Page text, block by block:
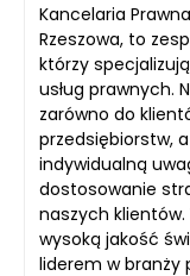
Kancelaria
Rzeszowa, to
którzy
usług prawnych.
zarówno do
przedsiębiorstw,
indywidualną
dostosowanie
naszych
wysoką jakość
liderem w branży